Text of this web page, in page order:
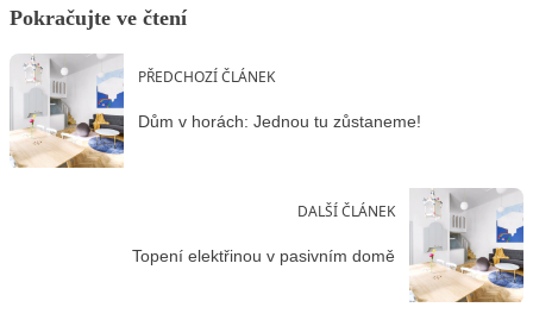
Pokračujte ve čtení
PŘEDCHOZÍ ČLÁNEK
Dům v horách: Jednou tu zůstaneme!
DALŠÍ ČLÁNEK
Topení elektřinou v pasivním domě